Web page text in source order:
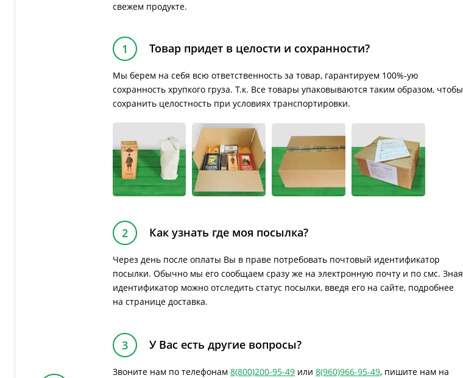
свежем продукте.
1 Товар придет в целости и сохранности?
Мы берем на себя всю ответственность за товар, гарантируем 100%-ую
сохранность хрупкого груза. Т.к. Все товары упаковываются таким образом, чтобы
сохранить целостность при условиях транспортировки.
2 Как узнать где моя посылка?
Через день после оплаты Вы в праве потребовать почтовый идентификатор
посылки. Обычно мы его сообщаем сразу же на электронную почту и по смс. Зная
идентификатор можно отследить статус посылки, введя его на сайте, подробнее
на странице доставка.
3 У Вас есть другие вопросы?
Звоните нам по телефонам 8(800)200-95-49 или 8(960)966-95-49, пишите нам на